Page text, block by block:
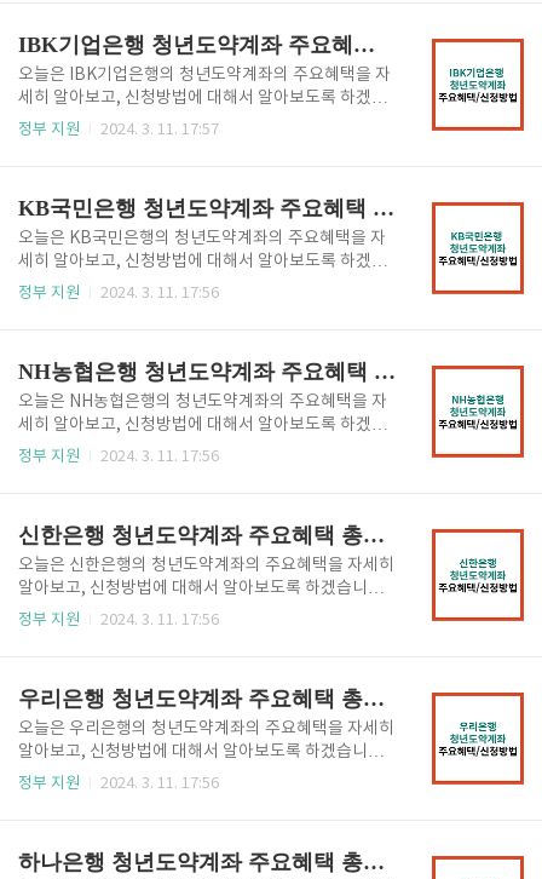
(공공재정지급금)이 지급되는 상품입니다. 특히, 24년
에 청년도약계좌 가입요건을 조정하고, 중도해지요건
개선과 육아휴직자 가입이 허용 되는 등 가입 지원을 강
화하고 있습니다. 이러한 여러가지 개선된 청년도약계
좌의 조건 등을 확인 하시어 자산 형성에 도움이 되시기
만기 5년 (고정 3년 + 변동 2..
IBK기업은행 청년도약계좌 주요혜택 총정리 및 신청방법
오늘은 IBK기업은행의 청년도약계좌의 주요혜택을 자
세히 알아보고, 신청방법에 대해서 알아보도록 하겠습
니다. 청년도약계좌는 2023년 정부에서 출시한 금융상
는 상품입니다. 청년도약계좌 혜택 주요 혜택을 요약해
서 말씀드리면, 매달 천원 ~ 70만원 한도 내에 일정 금
액을 만기 5년 (고정 3년 + 변동 2년)까지 납입하면 매
월 최대 6% 의 정부 지원금 (최대 2.4만원) 이 지급되는
비과세 상품입니다. 만기 수령 시, 수령액이 최대 5,000
하시어 확인하시기..
정부 지원 2024. 3. 11. 17:57
KB국민은행 청년도약계좌 주요혜택 총정리 및 신청방법
오늘은 KB국민은행의 청년도약계좌의 주요혜택을 자
세히 알아보고, 신청방법에 대해서 알아보도록 하겠습
니다. 청년도약계좌는 2023년 정부에서 출시한 금융상
는 상품입니다. 청년도약계좌 혜택 주요 혜택을 요약해
서 말씀드리면, 매달 천원 ~ 70만원 한도 내에 일정 금
액을 만기 5년 (고정 3년 + 변동 2년)까지 납입하면 매
월 최대 6% 의 정부 지원금 (최대 2.4만원) 이 지급되는
비과세 상품입니다. 만기 수령 시, 수령액이 최대 5,000
하시어 확인하시기 ..
정부 지원 2024. 3. 11. 17:56
NH농협은행 청년도약계좌 주요혜택 총정리 및 신청방법
오늘은 NH농협은행의 청년도약계좌의 주요혜택을 자
세히 알아보고, 신청방법에 대해서 알아보도록 하겠습
니다. 청년도약계좌는 2023년 정부에서 출시한 금융상
는 상품입니다. 청년도약계좌 혜택 주요 혜택을 요약해
서 말씀드리면, 매달 천원 ~ 70만원 한도 내에 일정 금
액을 만기 5년 (고정 3년 + 변동 2년)까지 납입하면 매
월 최대 6% 의 정부 지원금 (최대 2.4만원) 이 지급되는
비과세 상품입니다. 만기 수령 시, 수령액이 최대 5,000
하시어 확인하시기 ..
정부 지원 2024. 3. 11. 17:56
신한은행 청년도약계좌 주요혜택 총정리 및 신청방법
오늘은 신한은행의 청년도약계좌의 주요혜택을 자세히
알아보고, 신청방법에 대해서 알아보도록 하겠습니다.
청년도약계좌는 2023년 정부에서 출시한 금융상품으
품입니다. 청년도약계좌 혜택 주요 혜택을 요약해서 말
씀드리면, 매달 천원 ~ 70만원 한도 내에 일정 금액을
만기 5년 (고정 3년 + 변동 2년)까지 납입하면 매월 최
대 6% 의 정부 지원금 (최대 2.4만원) 이 지급되는 비과
세 상품입니다. 만기 수령 시, 수령액이 최대 5,000만원
확인하시기 바랍..
정부 지원 2024. 3. 11. 17:56
우리은행 청년도약계좌 주요혜택 총정리 및 신청방법
오늘은 우리은행의 청년도약계좌의 주요혜택을 자세히
알아보고, 신청방법에 대해서 알아보도록 하겠습니다.
청년도약계좌는 2023년 정부에서 출시한 금융상품으
품입니다. 청년도약계좌 혜택 주요 혜택을 요약해서 말
정부 지원 2024. 3. 11. 17:56
하나은행 청년도약계좌 주요혜택 총정리 및 신청방법